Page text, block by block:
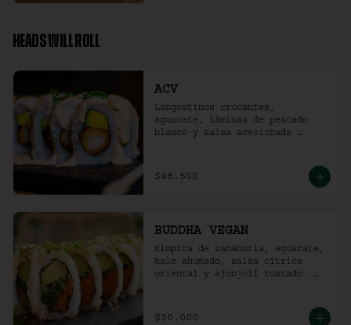
HEADS WILL ROLL
ACV
Langostinos crocantes,
aguacate, láminas de pescado
blanco y salsa acevichada
$48.500
BUDDHA VEGAN
Kimpira de zanahoria, aguacate,
kale ahumado, salsa cítrica
oriental y ajonjolí tostado.
$30.000